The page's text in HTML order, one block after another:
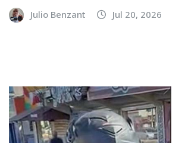
Julio Benzant Jul 20, 2026